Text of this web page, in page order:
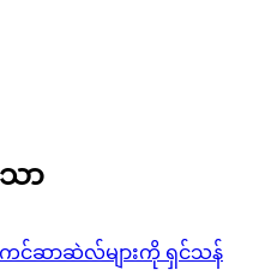
ာ
င်ဆာဆဲလ်များကို ရှင်သန်